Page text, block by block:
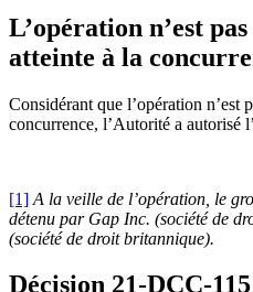
L’opération n’est
atteinte à la
Considérant que l’opération n’est
concurrence, l’Autorité a autorisé
[1] A la veille de l’opération, le
détenu par Gap Inc. (société de
(société de droit britannique).
Décision 21-DCC-